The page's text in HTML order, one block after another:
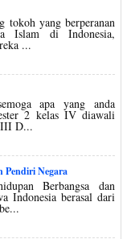
tokoh yang berperanan
Islam di Indonesia,
...
apa yang anda
2 kelas IV diawali
D...
Pendiri Negara
Berbangsa dan
Indonesia berasal dari